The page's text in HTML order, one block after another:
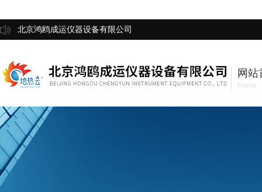
北京鸿鸥成运仪器设备有限公司
网站
Home